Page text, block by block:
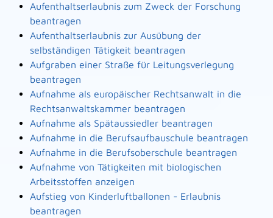
Aufenthaltserlaubnis zum Zweck der Forschung
beantragen
Aufenthaltserlaubnis zur Ausübung der
selbständigen Tätigkeit beantragen
Aufgraben einer Straße für Leitungsverlegung
beantragen
Aufnahme als europäischer Rechtsanwalt in die
Rechtsanwaltskammer beantragen
Aufnahme als Spätaussiedler beantragen
Aufnahme in die Berufsaufbauschule beantragen
Aufnahme in die Berufsoberschule beantragen
Aufnahme von Tätigkeiten mit biologischen
Arbeitsstoffen anzeigen
Aufstieg von Kinderluftballonen - Erlaubnis
beantragen